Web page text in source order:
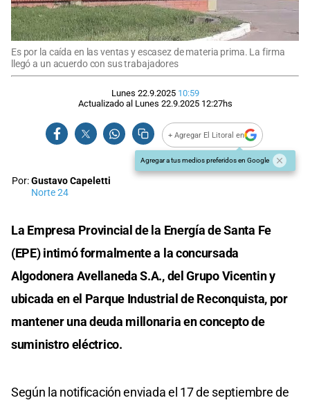
Es por la caída en las ventas y escasez de materia prima. La firma
llegó a un acuerdo con sus trabajadores
Lunes 22.9.2025 10:59
Actualizado al Lunes 22.9.2025 12:27hs
+ Agregar El Litoral en
Agregar a tus medios preferidos en Google
Por:Gustavo Capeletti
Norte 24
La Empresa Provincial de la Energía de Santa Fe
(EPE) intimó formalmente a la concursada
Algodonera Avellaneda S.A., del Grupo Vicentin y
ubicada en el Parque Industrial de Reconquista, por
mantener una deuda millonaria en concepto de
suministro eléctrico.
Según la notificación enviada el 17 de septiembre de